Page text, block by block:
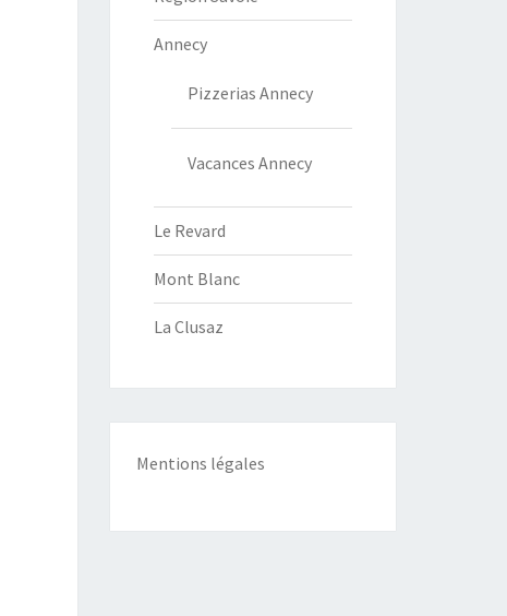
Annecy
Pizzerias Annecy
Vacances Annecy
Le Revard
Mont Blanc
La Clusaz
Mentions légales